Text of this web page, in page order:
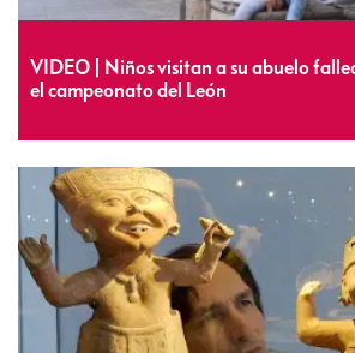
VIDEO | Niños visitan a su abuelo
el campeonato del León